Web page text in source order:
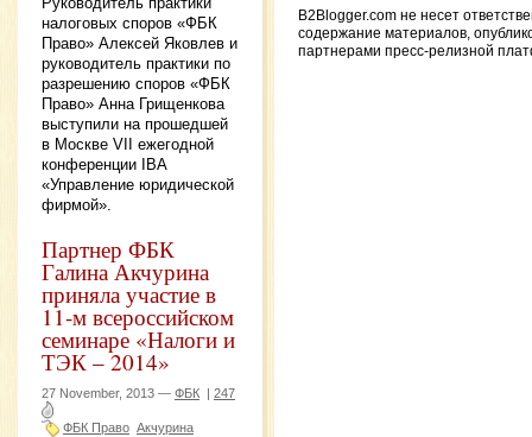
налоговых споров «ФБК
Право» Алексей Яковлев и
руководитель практики по
разрешению споров «ФБК
Право» Анна Грищенкова
выступили на прошедшей
в Москве VII ежегодной
конференции IBA
«Управление юридической
фирмой».
Партнер ФБК
Галина Акчурина
приняла участие в
11-м всероссийском
семинаре «Налоги и
ТЭК – 2014»
27 November, 2013 — ФБК | 247
ФБК Право Акчурина
B2Blogger.com не несет
содержание материалов,
партнерами пресс-релизной